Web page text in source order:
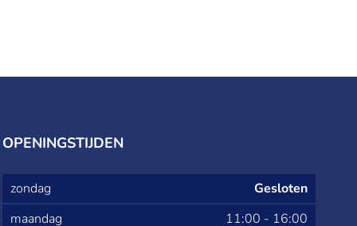
OPENINGSTIJDEN
zondag
Gesloten
maandag
11:00 - 16:00